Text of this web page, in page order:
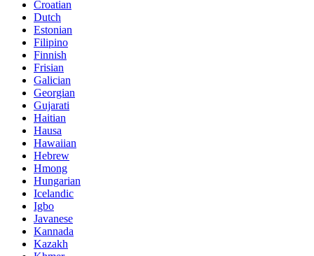
Croatian
Dutch
Estonian
Filipino
Finnish
Frisian
Galician
Georgian
Gujarati
Haitian
Hausa
Hawaiian
Hebrew
Hmong
Hungarian
Icelandic
Igbo
Javanese
Kannada
Kazakh